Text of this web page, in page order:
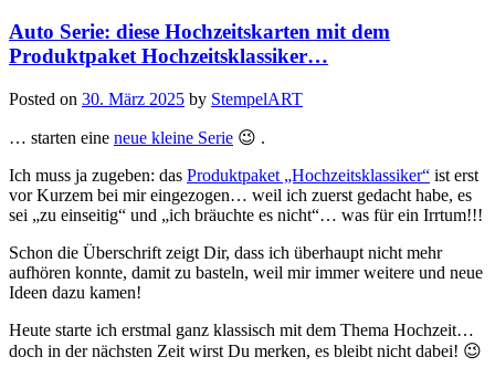
Paris…“
Auto Serie: diese Hochzeitskarten mit dem
Produktpaket Hochzeitsklassiker…
Posted on 30. März 2025 by StempelART
… starten eine neue kleine Serie 😉 .
Ich muss ja zugeben: das Produktpaket „Hochzeitsklassiker“ ist erst
vor Kurzem bei mir eingezogen… weil ich zuerst gedacht habe, es
sei „zu einseitig“ und „ich bräuchte es nicht“… was für ein Irrtum!!!
Schon die Überschrift zeigt Dir, dass ich überhaupt nicht mehr
aufhören konnte, damit zu basteln, weil mir immer weitere und neue
Ideen dazu kamen!
Heute starte ich erstmal ganz klassisch mit dem Thema Hochzeit…
doch in der nächsten Zeit wirst Du merken, es bleibt nicht dabei! 😉